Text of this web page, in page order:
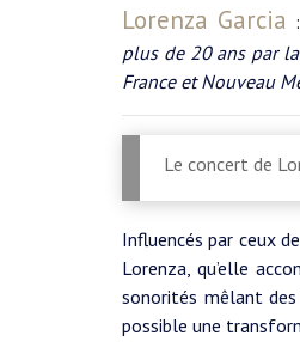
Lorenza Garcia :
plus de 20 ans par
France et Nouveau
Le concert de
Influencés par ceux
Lorenza, qu’elle
sonorités mêlant
possible une